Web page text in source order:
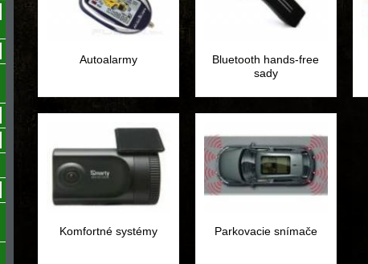
Autoalarmy
Bluetooth hands-free
sady
Komfortné systémy Parkovacie snímače